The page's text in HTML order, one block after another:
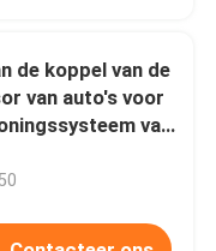
de koppel van de
van auto's voor
van